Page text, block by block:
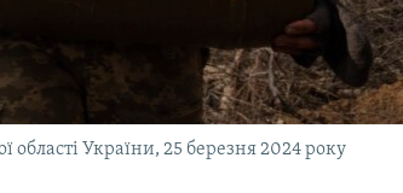
області України, 25 березня 2024 року